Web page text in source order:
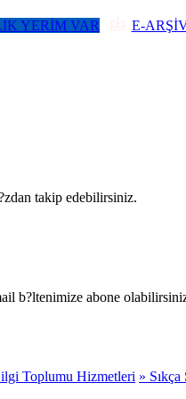
YERİM VAR E-
takip edebilirsiniz.
b?ltenimize abone
Toplumu Hizmetleri »